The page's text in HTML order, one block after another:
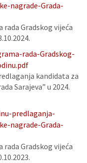
nagrade-Grada-
Gradskog vijeća
rada-Gradskog-
kandidata za
Sarajeva” u 2024.
predlaganja-
nagrade-Grada-
Gradskog vijeća